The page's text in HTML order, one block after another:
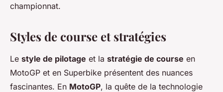
championnat.
Styles de course et stratégies
Le style de pilotage et la stratégie de course en
MotoGP et en Superbike présentent des nuances
fascinantes. En MotoGP, la quête de la technologie